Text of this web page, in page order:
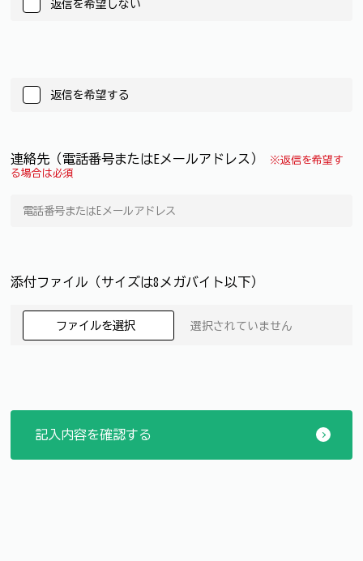
返信を希望しない
返信を希望する
連絡先（電話番号またはEメールアドレス）
※返信を希望す
る場合は必須
添付ファイル（サイズは8メガバイト以下）
ファイルを選択 選択されていません